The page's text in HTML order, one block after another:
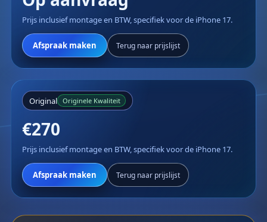
Prijs inclusief montage en BTW, specifiek voor de iPhone 17.
Afspraak maken Terug naar prijslijst
Original Originele Kwaliteit
€270
Prijs inclusief montage en BTW, specifiek voor de iPhone 17.
Afspraak maken Terug naar prijslijst